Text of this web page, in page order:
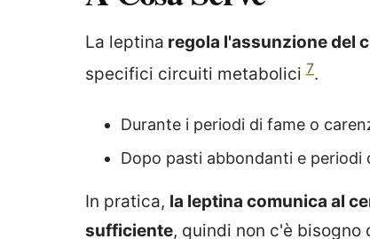
La leptina regola l'assunzione del
specifici circuiti metabolici 7.
Durante i periodi di fame o
Dopo pasti abbondanti e periodi
In pratica, la leptina comunica al
sufficiente, quindi non c'è